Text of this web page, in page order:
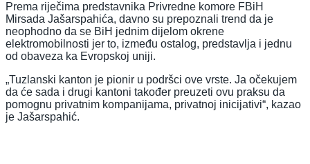
Prema riječima predstavnika Privredne komore FBiH
Mirsada Jašarspahića, davno su prepoznali trend da je
neophodno da se BiH jednim dijelom okrene
elektromobilnosti jer to, između ostalog, predstavlja i jednu
od obaveza ka Evropskoj uniji.
„Tuzlanski kanton je pionir u podršci ove vrste. Ja očekujem
da će sada i drugi kantoni također preuzeti ovu praksu da
pomognu privatnim kompanijama, privatnoj inicijativi“, kazao
je Jašarspahić.